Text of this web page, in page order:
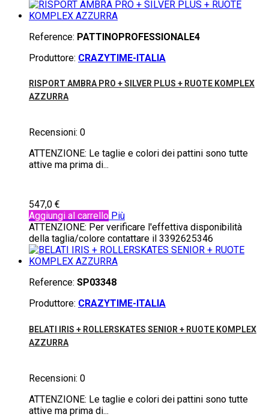
Reference: PATTINOPROFESSIONALE4
Produttore: CRAZYTIME-ITALIA
RISPORT AMBRA PRO + SILVER PLUS + RUOTE KOMPLEX
AZZURRA
Recensioni: 0
ATTENZIONE: Le taglie e colori dei pattini sono tutte
attive ma prima di...
547,0 €
Aggiungi al carrello Più
ATTENZIONE: Per verificare l'effettiva disponibilità
della taglia/colore contattare il 3392625346
Reference: SP03348
Produttore: CRAZYTIME-ITALIA
BELATI IRIS + ROLLERSKATES SENIOR + RUOTE KOMPLEX
AZZURRA
Recensioni: 0
ATTENZIONE: Le taglie e colori dei pattini sono tutte
attive ma prima di...